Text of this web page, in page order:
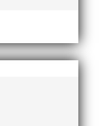
i MAI. Han